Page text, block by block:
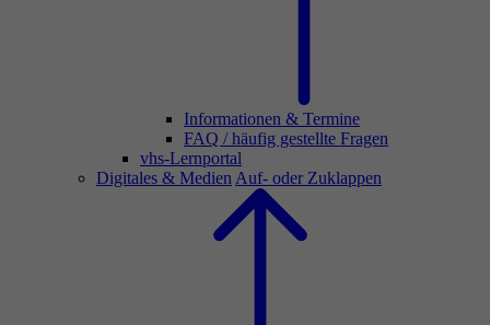
Informationen & Termine
FAQ / häufig gestellte Fragen
vhs-Lernportal
Digitales & Medien Auf- oder Zuklappen